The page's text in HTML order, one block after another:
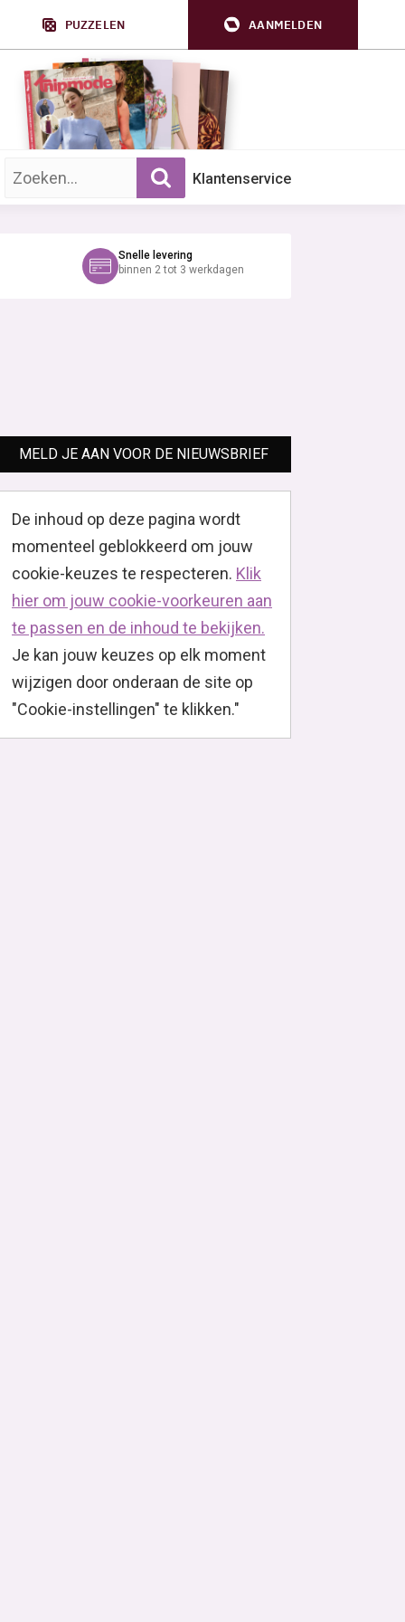
PUZZELEN AANMELDEN
Zoek op trefwoord: Klantenservice
Snelle levering
binnen 2 tot 3 werkdagen
MELD JE AAN VOOR DE NIEUWSBRIEF
De inhoud op deze pagina wordt
momenteel geblokkeerd om jouw
cookie-keuzes te respecteren. Klik
hier om jouw cookie-voorkeuren aan
te passen en de inhoud te bekijken.
Je kan jouw keuzes op elk moment
wijzigen door onderaan de site op
"Cookie-instellingen" te klikken."